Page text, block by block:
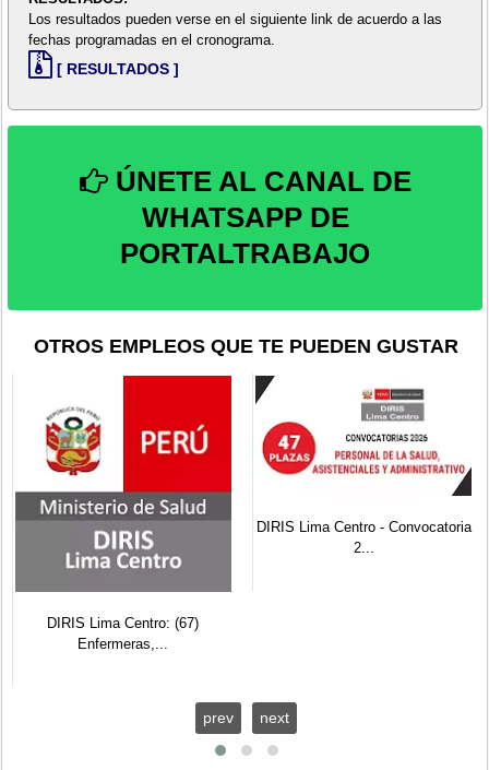
Los resultados pueden verse en el siguiente link de acuerdo a las
fechas programadas en el cronograma.
[ RESULTADOS ]
ÚNETE AL CANAL DE
WHATSAPP DE
PORTALTRABAJO
OTROS EMPLEOS QUE TE PUEDEN GUSTAR
DIRIS Lima Centro: (67)
Enfermeras,...
DIRIS Lima Centro - Convocatoria
2...
prev next